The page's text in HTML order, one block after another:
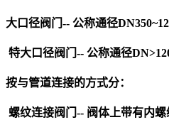
大口径阀门 -- 公称通径
特大口径阀门 -- 公称通径
按与管道连接的方式分：
螺纹连接阀门 -- 阀体上带有内